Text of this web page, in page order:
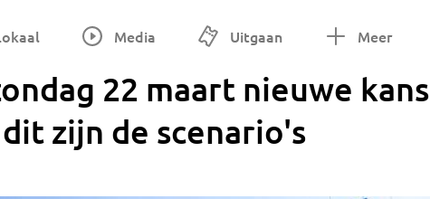
Media Uitgaan Meer
22 maart nieuwe kans
zijn de scenario's